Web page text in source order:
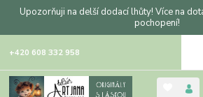
Upozorňuji na delší dodací lhůty! Více na
pochopení!
+420 608 332 958